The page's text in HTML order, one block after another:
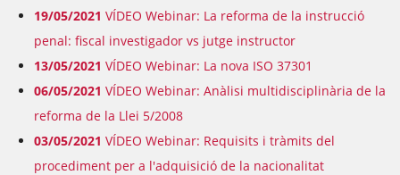
19/05/2021 VÍDEO Webinar: La reforma de la instrucció
penal: fiscal investigador vs jutge instructor
13/05/2021 VÍDEO Webinar: La nova ISO 37301
06/05/2021 VÍDEO Webinar: Anàlisi multidisciplinària de la
reforma de la Llei 5/2008
03/05/2021 VÍDEO Webinar: Requisits i tràmits del
procediment per a l'adquisició de la nacionalitat